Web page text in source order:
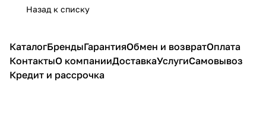
Назад к списку
КаталогБрендыГарантияОбмен и возвратОплата
КонтактыО компанииДоставкаУслугиСамовывоз
Кредит и рассрочка